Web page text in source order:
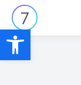
Werkzeugleiste öffnen